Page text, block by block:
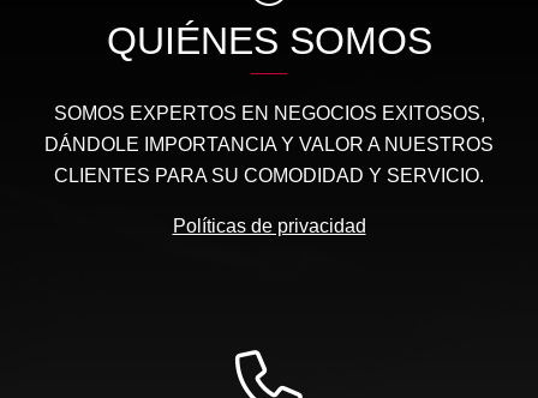
QUIÉNES SOMOS
SOMOS EXPERTOS EN NEGOCIOS EXITOSOS,
DÁNDOLE IMPORTANCIA Y VALOR A NUESTROS
CLIENTES PARA SU COMODIDAD Y SERVICIO.
Políticas de privacidad